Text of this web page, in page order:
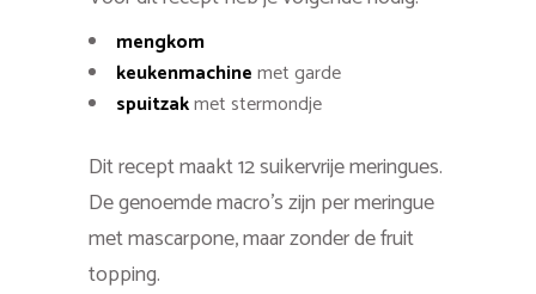
mengkom
keukenmachinemet garde
spuitzakmet stermondje
Dit recept maakt 12 suikervrije meringues.
De genoemde macro’s zijn per meringue
met mascarpone, maar zonder de fruit
topping.